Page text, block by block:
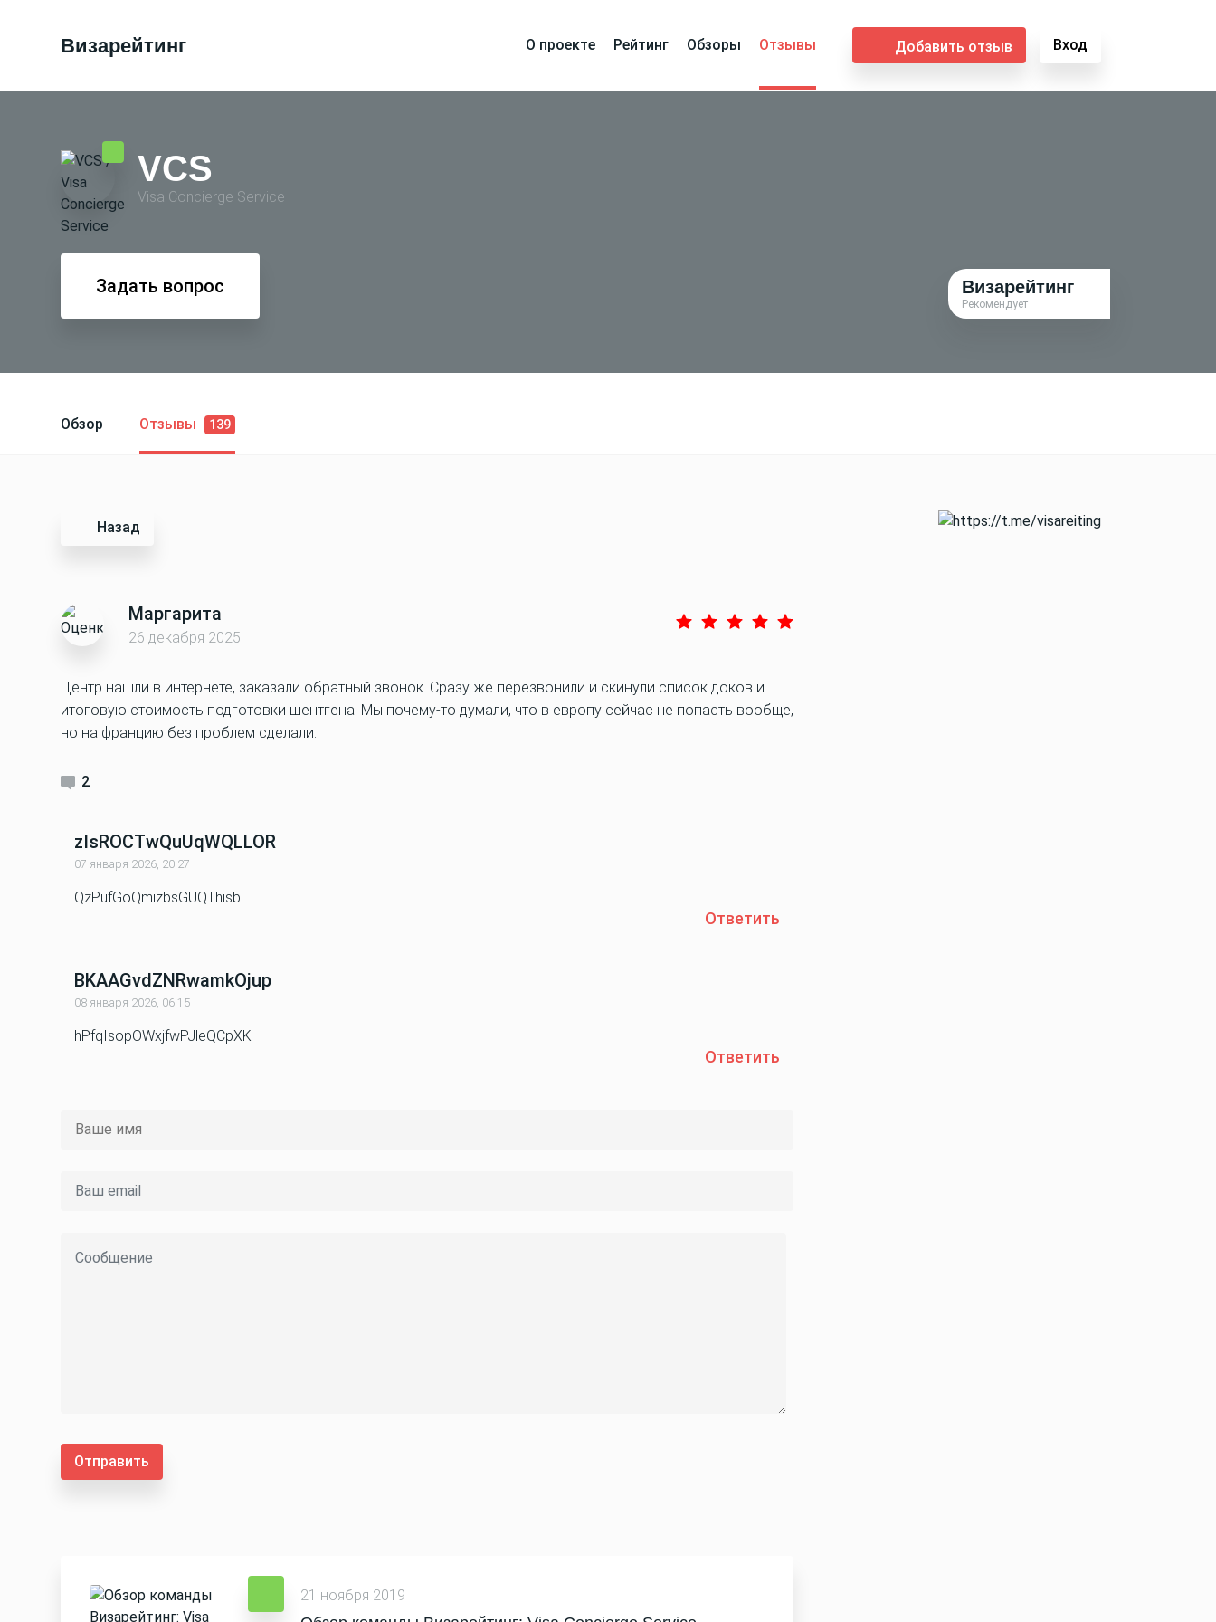
Визарейтинг О проекте Рейтинг Обзоры Отзывы Добавить отзыв Вход
VCS
Visa Conсierge Service
Задать вопрос Визарейтинг
Рекомендует
Обзор Отзывы 139
Назад
Маргарита
26 декабря 2025
Центр нашли в интернете, заказали обратный звонок. Сразу же перезвонили и скинули список доков и
итоговую стоимость подготовки шентгена. Мы почему-то думали, что в европу сейчас не попасть вообще,
но на францию без проблем сделали.
2
zIsROCTwQuUqWQLLOR
07 января 2026, 20:27
QzPufGoQmizbsGUQThisb
Ответить
BKAAGvdZNRwamkOjup
08 января 2026, 06:15
hPfqIsopOWxjfwPJleQCpXK
Ответить
Отправить
21 ноября 2019